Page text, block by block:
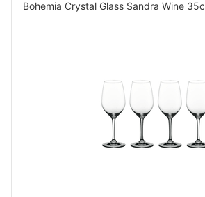
Bohemia Crystal Glass Sandra Wine